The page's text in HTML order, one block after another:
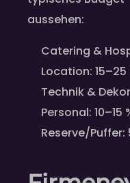
aussehen:
Catering &
Location: 15–25
Technik &
Personal: 10–15
Reserve/Puffer: